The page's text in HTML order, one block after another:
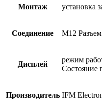
Монтаж установка
Соединение M12 Разъем
Дисплей
режим
Состояние
Производитель IFM